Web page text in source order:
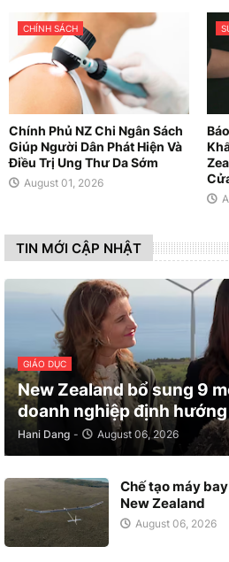
CHÍNH SÁCH
Chính Phủ NZ Chi Ngân Sách
Giúp Người Dân Phát Hiện Và
Điều Trị Ung Thư Da Sớm
August 01, 2026
TIN MỚI CẬP NHẬT
GIÁO DỤC
New Zealand bổ sung 9
doanh nghiệp định hướng
Hani Dang - August 06, 2026
Chế tạo máy
New Zealand
August 06, 2026